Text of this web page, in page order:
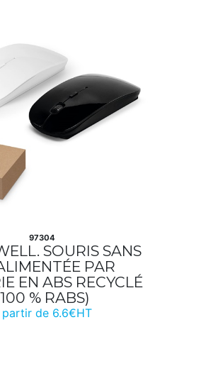
97304
SOURIS SANS
PAR
EN ABS RECYCLÉ
% RABS)
partir de 6.6€HT